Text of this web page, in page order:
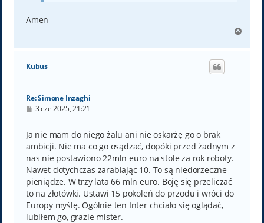
Amen
g
Kubus
Re: Simone Inzaghi
P3 cze 2025, 21:21
Ja nie mam do niego żalu ani nie oskarżę go o brak
ambicji. Nie ma co go osądzać, dopóki przed żadnym z
nas nie postawiono 22mln euro na stole za rok roboty.
Nawet dotychczas zarabiając 10. To są niedorzeczne
pieniądze. W trzy lata 66 mln euro. Boję się przeliczać
to na złotówki. Ustawi 15 pokoleń do przodu i wróci do
Europy myślę. Ogólnie ten Inter chciało się oglądać,
lubiłem go, grazie mister.